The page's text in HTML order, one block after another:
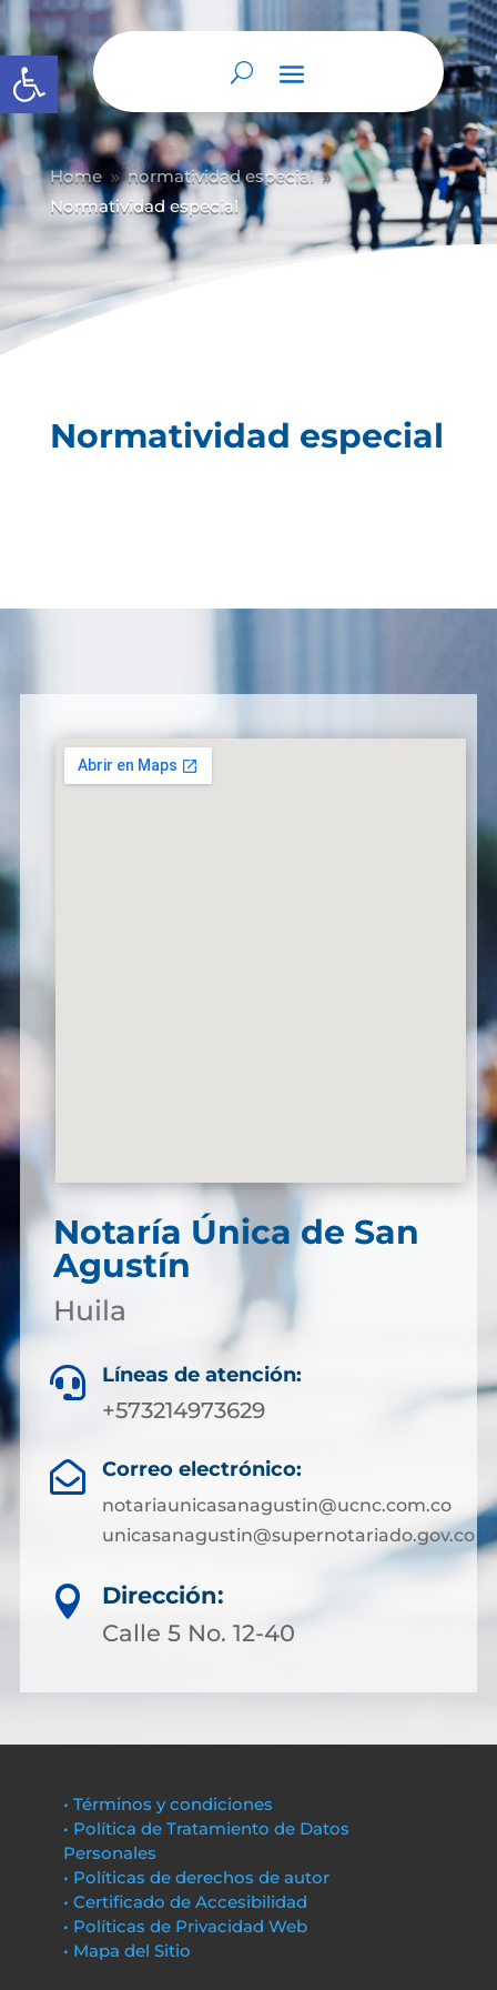
Abrir barra de herramientas
Home 9 normatividad especial 9
Normatividad especial
Normatividad especial
Notaría Única de San
Agustín
Huila
 Líneas de atención:
+573214973629
 Correo electrónico:
notariaunicasanagustin@ucnc.com.co
unicasanagustin@supernotariado.gov.co

Dirección:
Calle 5 No. 12-40
• Términos y condiciones
• Política de Tratamiento de Datos
Personales
• Políticas de derechos de autor
• Certificado de Accesibilidad
• Políticas de Privacidad Web
• Mapa del Sitio